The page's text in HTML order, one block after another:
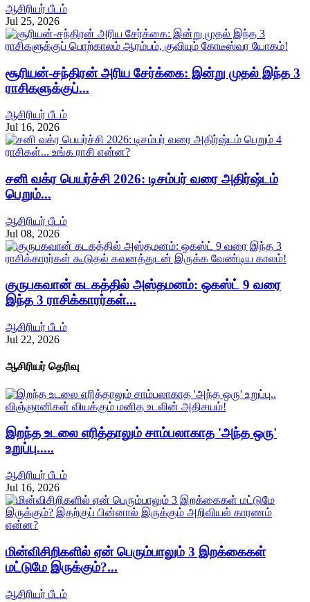
ஆசிரியர் பீடம்
Jul 25, 2026
சூரியன்-சந்திரன் அரிய சேர்க்கை: இன்று முதல் இந்த 3
ராசிகளுக்குப்...
ஆசிரியர் பீடம்
Jul 16, 2026
சனி வக்ர பெயர்ச்சி 2026: டிசம்பர் வரை அதிர்ஷ்டம்
பெறும்...
ஆசிரியர் பீடம்
Jul 08, 2026
குருபகவான் கடகத்தில் அஸ்தமனம்: ஒகஸ்ட் 9 வரை
இந்த 3 ராசிக்காரர்கள்...
ஆசிரியர் பீடம்
Jul 22, 2026
ஆசிரியர் தெரிவு
இறந்த உடலை எரித்தாலும் சாம்பலாகாத 'அந்த ஒரு'
உறுப்பு.....
ஆசிரியர் பீடம்
Jul 16, 2026
மின்விசிறிகளில் ஏன் பெரும்பாலும் 3 இறக்கைகள்
மட்டுமே இருக்கும்?...
ஆசிரியர் பீடம்